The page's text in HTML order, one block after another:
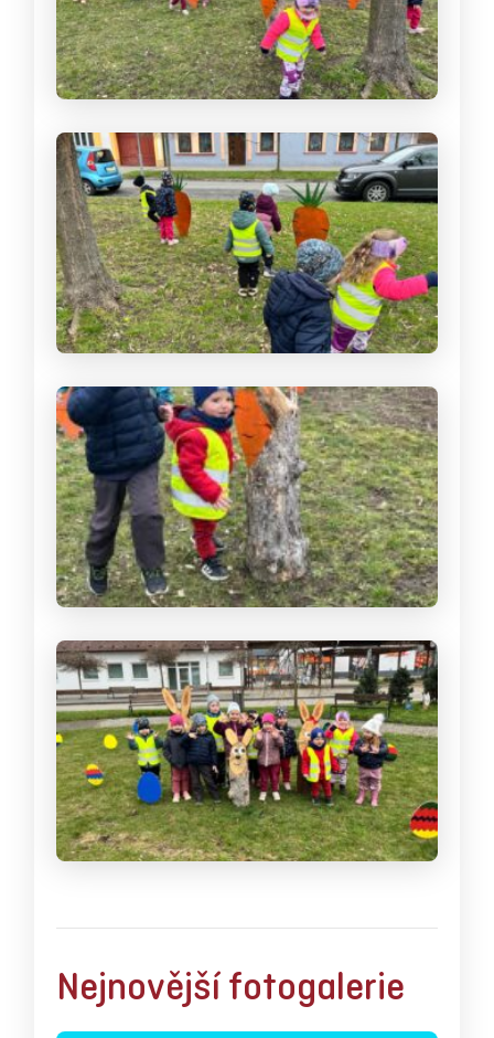
Nejnovější fotogalerie